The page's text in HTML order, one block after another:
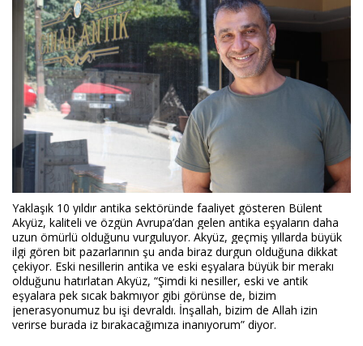
Yaklaşık 10 yıldır antika sektöründe faaliyet gösteren Bülent
Akyüz, kaliteli ve özgün Avrupa’dan gelen antika eşyaların daha
uzun ömürlü olduğunu vurguluyor. Akyüz, geçmiş yıllarda büyük
ilgi gören bit pazarlarının şu anda biraz durgun olduğuna dikkat
çekiyor. Eski nesillerin antika ve eski eşyalara büyük bir merakı
olduğunu hatırlatan Akyüz, “Şimdi ki nesiller, eski ve antik
eşyalara pek sıcak bakmıyor gibi görünse de, bizim
jenerasyonumuz bu işi devraldı. İnşallah, bizim de Allah izin
verirse burada iz bırakacağımıza inanıyorum” diyor.